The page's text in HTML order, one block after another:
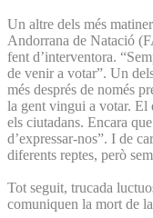
Un altre dels més
Andorrana de Natació
fent d’interventora.
de venir a votar”. Un
més després de només
la gent vingui a votar. El
els ciutadans. Encara
d’expressar-nos”. I de
diferents reptes, però
Tot seguit, trucada
comuniquen la mort de